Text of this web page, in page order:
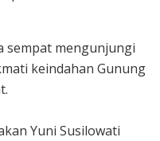
sempat mengunjungi
keindahan Gunung
Yuni Susilowati